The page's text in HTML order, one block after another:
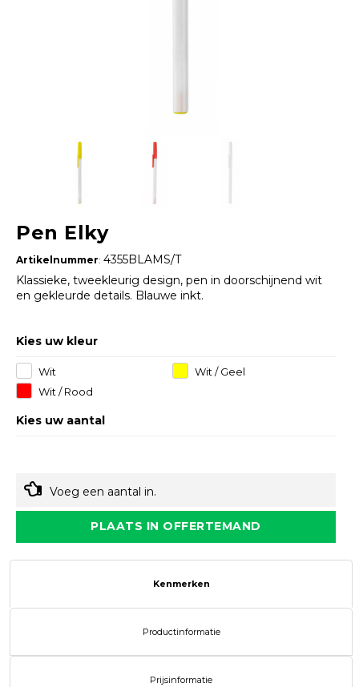
Pen Elky
Artikelnummer:4355BLAMS/T
Klassieke, tweekleurig design, pen in doorschijnend wit
en gekleurde details. Blauwe inkt.
Kies uw kleur
Wit
Wit / Geel
Wit / Rood
Kies uw aantal
Voeg een aantal in.
PLAATS IN OFFERTEMAND
Kenmerken
Productinformatie
Prijsinformatie